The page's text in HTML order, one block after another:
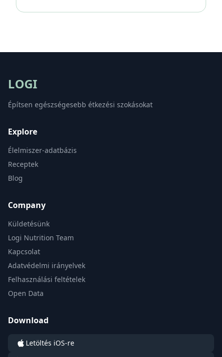
LOGI
Építsen egészségesebb étkezési szokásokat
Explore
Élelmiszer-adatbázis
Receptek
Blog
Company
Küldetésünk
Logi Nutrition Team
Kapcsolat
Adatvédelmi irányelvek
Felhasználási feltételek
Open Data
Download
Letöltés iOS-re